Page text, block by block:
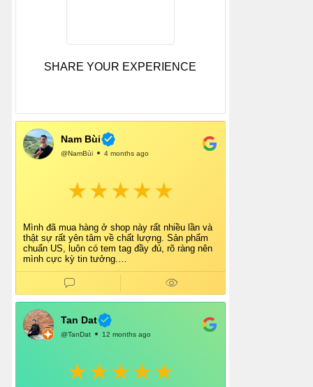
SHARE YOUR EXPERIENCE
Nam Bùi
@NamBùi 4 months ago
Mình đã mua hàng ở shop này rất nhiều lần và
thật sự rất yên tâm về chất lượng. Sản phẩm
chuẩn US, luôn có tem tag đầy đủ, rõ ràng nên
mình cực kỳ tin tưởng.
Shop tư vấn nhiệt tình, giao hàng nhanh, đóng
gói cẩn thận. Mỗi lần mua đều cảm thấy hài
Chắc chắn mình sẽ tiếp tục ủng hộ shop lâu dài
và giới thiệu thêm cho bạn bè 👍
Tan Dat
@TanDat 12 months ago